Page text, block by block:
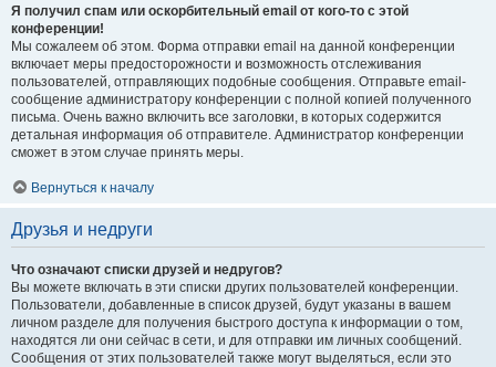
Я получил спам или оскорбительный email от кого-то с этой
конференции!
Мы сожалеем об этом. Форма отправки email на данной конференции
включает меры предосторожности и возможность отслеживания
пользователей, отправляющих подобные сообщения. Отправьте email-
сообщение администратору конференции с полной копией полученного
письма. Очень важно включить все заголовки, в которых содержится
детальная информация об отправителе. Администратор конференции
сможет в этом случае принять меры.
Вернуться к началу
Друзья и недруги
Что означают списки друзей и недругов?
Вы можете включать в эти списки других пользователей конференции.
Пользователи, добавленные в список друзей, будут указаны в вашем
личном разделе для получения быстрого доступа к информации о том,
находятся ли они сейчас в сети, и для отправки им личных сообщений.
Сообщения от этих пользователей также могут выделяться, если это